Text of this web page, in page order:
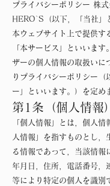
プライバシーポリシー 株
HERO`S（以下，「当社」
本ウェブサイト上で提供す
「本サービス」といいます
ザーの個人情報の取扱いに
りプライバシーポリシー（
ー」といいます。）を定め
第1条（個人情報）
「個人情報」とは，個人情
人情報」を指すものとし，
る情報であって，当該情報
年月日，住所，電話番号，
等により特定の個人を識別